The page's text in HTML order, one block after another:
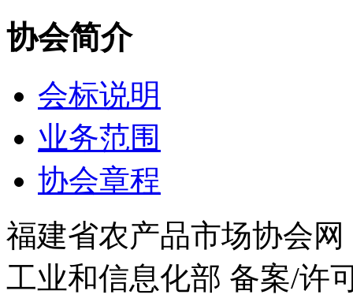
协会简介
会标说明
业务范围
协会章程
福建省农产品市场协会网
工业和信息化部 备案/许